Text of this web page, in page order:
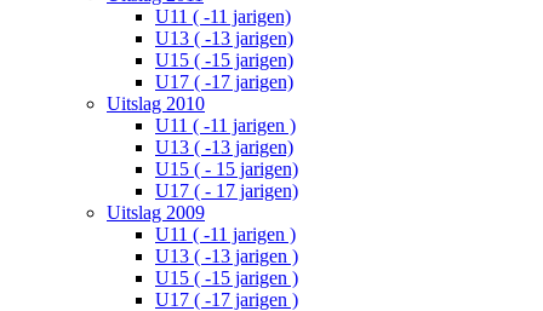
U11 ( -11 jarigen)
U13 ( -13 jarigen)
U15 ( -15 jarigen)
U17 ( -17 jarigen)
Uitslag 2010
U11 ( -11 jarigen )
U13 ( -13 jarigen)
U15 ( - 15 jarigen)
U17 ( - 17 jarigen)
Uitslag 2009
U11 ( -11 jarigen )
U13 ( -13 jarigen )
U15 ( -15 jarigen )
U17 ( -17 jarigen )